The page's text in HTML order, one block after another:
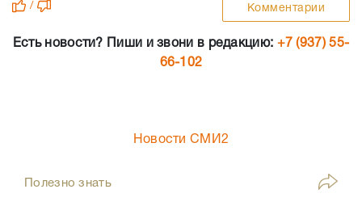
/ Комментарии
Есть новости? Пиши и звони в редакцию: +7 (937) 55-
66-102
Новости СМИ2
Полезно знать